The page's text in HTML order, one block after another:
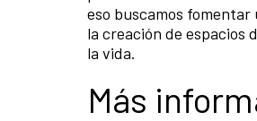
eso buscamos
la creación de espacios
la vida.
Más